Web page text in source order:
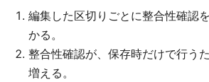
編集した区切りごとに整合性確認
かる。
整合性確認が、保存時だけで行う
増える。